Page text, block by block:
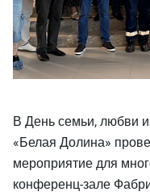
В День семьи, любви
«Белая Долина»
мероприятие для
конференц-зале